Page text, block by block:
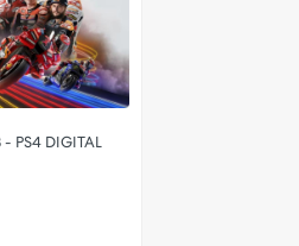
PS4 DIGITAL